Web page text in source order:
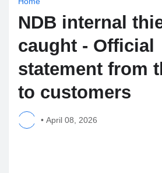
NDB internal
caught - Official
statement from
to customers
• April 08, 2026